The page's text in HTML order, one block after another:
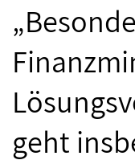
geht